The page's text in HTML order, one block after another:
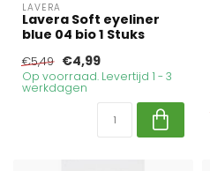
LAVERA
Lavera Soft eyeliner
blue 04 bio 1 Stuks
€5,49 €4,99
Op voorraad. Levertijd 1 - 3
werkdagen